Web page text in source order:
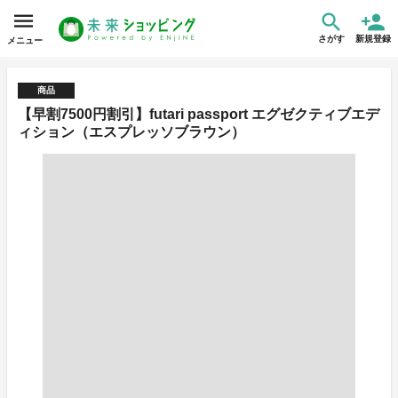
メニュー さがす 新規登録
商品
【早割7500円割引】futari passport エグゼクティブエデ
ィション（エスプレッソブラウン）